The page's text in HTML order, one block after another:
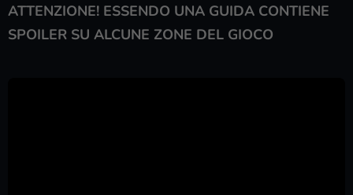
ATTENZIONE! ESSENDO UNA GUIDA CONTIENE
SPOILER SU ALCUNE ZONE DEL GIOCO